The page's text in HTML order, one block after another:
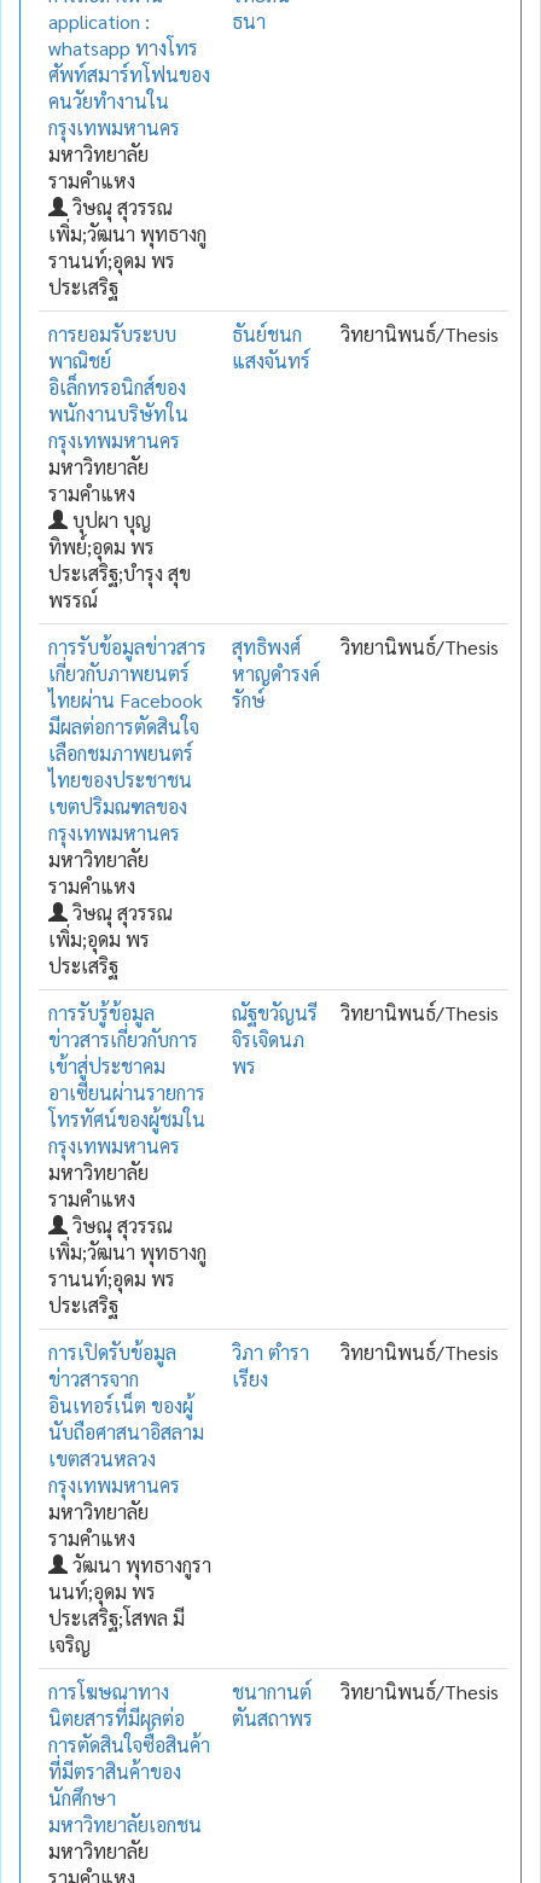
application :
whatsapp ทางโทร
ศัพท์สมาร์ทโฟนของ
คนวัยทำงานใน
กรุงเทพมหานคร
มหาวิทยาลัย
รามคำแหง
วิษณุ สุวรรณ
เพิ่ม;วัฒนา พุทธางกู
รานนท์;อุดม พร
ประเสริฐ
ธนา
การยอมรับระบบ
พาณิชย์
อิเล็กทรอนิกส์ของ
พนักงานบริษัทใน
กรุงเทพมหานคร
มหาวิทยาลัย
รามคำแหง
บุปผา บุญ
ทิพย์;อุดม พร
ประเสริฐ;บำรุง สุข
พรรณ์
ธันย์ชนก
แสงจันทร์
วิทยานิพนธ์/Thesis
การรับข้อมูลข่าวสาร
เกี่ยวกับภาพยนตร์
ไทยผ่าน Facebook
มีผลต่อการตัดสินใจ
เลือกชมภาพยนตร์
ไทยของประชาชน
เขตปริมณฑลของ
กรุงเทพมหานคร
มหาวิทยาลัย
รามคำแหง
วิษณุ สุวรรณ
เพิ่ม;อุดม พร
ประเสริฐ
สุทธิพงศ์
หาญดำรงค์
รักษ์
วิทยานิพนธ์/Thesis
การรับรู้ข้อมูล
ข่าวสารเกี่ยวกับการ
เข้าสู่ประชาคม
อาเซียนผ่านรายการ
โทรทัศน์ของผู้ชมใน
กรุงเทพมหานคร
มหาวิทยาลัย
รามคำแหง
วิษณุ สุวรรณ
เพิ่ม;วัฒนา พุทธางกู
รานนท์;อุดม พร
ประเสริฐ
ณัฐขวัญนรี
จิรเจิดนภ
พร
วิทยานิพนธ์/Thesis
การเปิดรับข้อมูล
ข่าวสารจาก
อินเทอร์เน็ต ของผู้
นับถือศาสนาอิสลาม
เขตสวนหลวง
กรุงเทพมหานคร
มหาวิทยาลัย
รามคำแหง
วัฒนา พุทธางกูรา
นนท์;อุดม พร
ประเสริฐ;โสพล มี
เจริญ
วิภา ตำรา
เรียง
วิทยานิพนธ์/Thesis
การโฆษณาทาง
นิตยสารที่มีผลต่อ
การตัดสินใจซื้อสินค้า
ที่มีตราสินค้าของ
นักศึกษา
มหาวิทยาลัยเอกชน
มหาวิทยาลัย
รามคำแหง
ชนากานต์
ตันสถาพร
วิทยานิพนธ์/Thesis